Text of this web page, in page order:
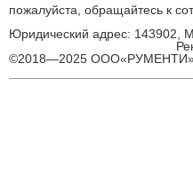
пожалуйста, обращайтесь к
Юридический адрес: 143902,
©2018—2025 ООО«РУМЕНТИ»